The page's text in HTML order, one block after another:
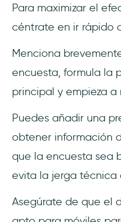
Para maximizar el
céntrate en ir rápido
Menciona
encuesta, formula la
principal y empieza
Puedes añadir una
obtener información
que la encuesta sea
evita la jerga técnica
Asegúrate de que el